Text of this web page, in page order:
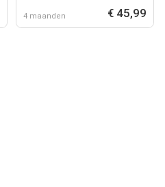
4 maanden € 45,99